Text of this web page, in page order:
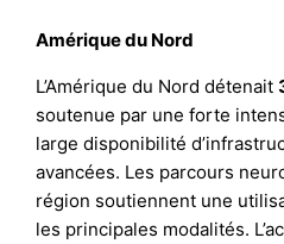
Amérique du Nord
L’Amérique du Nord détenait
soutenue par une forte
large disponibilité
avancées. Les parcours
région soutiennent une
les principales modalités.